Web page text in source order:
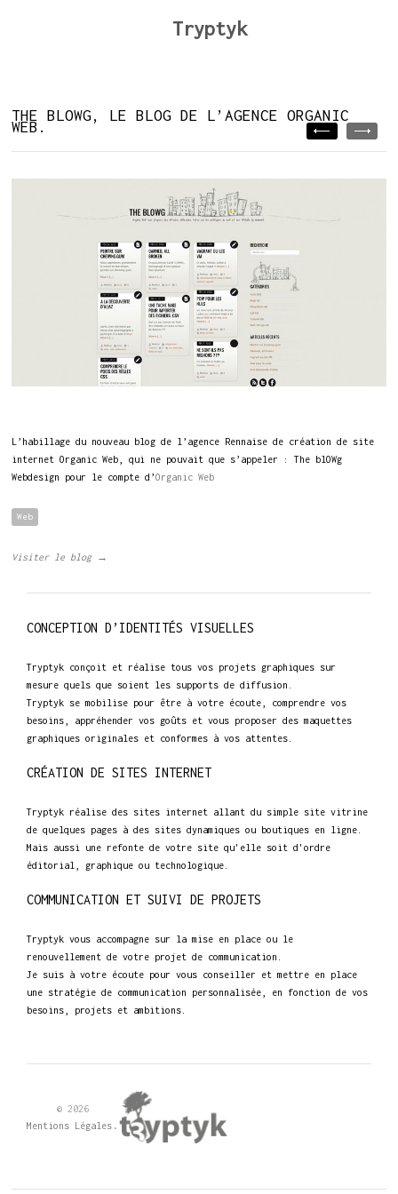
Tryptyk
THE BLOWG, LE BLOG DE L’AGENCE ORGANIC
WEB.
L’habillage du nouveau blog de l’agence Rennaise de création de site
internet Organic Web, qui ne pouvait que s’appeler : The blOWg
Webdesign pour le compte d’Organic Web
Web
Visiter le blog →
CONCEPTION D’IDENTITÉS VISUELLES
Tryptyk conçoit et réalise tous vos projets graphiques sur
mesure quels que soient les supports de diffusion.
Tryptyk se mobilise pour être à votre écoute, comprendre vos
besoins, appréhender vos goûts et vous proposer des maquettes
graphiques originales et conformes à vos attentes.
CRÉATION DE SITES INTERNET
Tryptyk réalise des sites internet allant du simple site vitrine
de quelques pages à des sites dynamiques ou boutiques en ligne.
Mais aussi une refonte de votre site qu'elle soit d'ordre
éditorial, graphique ou technologique.
COMMUNICATION ET SUIVI DE PROJETS
Tryptyk vous accompagne sur la mise en place ou le
renouvellement de votre projet de communication.
Je suis à votre écoute pour vous conseiller et mettre en place
une stratégie de communication personnalisée, en fonction de vos
besoins, projets et ambitions.
© 2026
Mentions Légales .